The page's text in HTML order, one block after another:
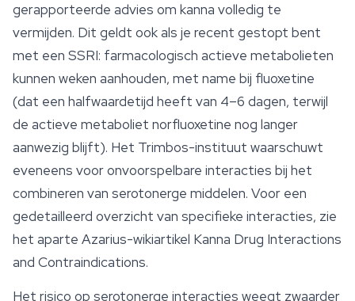
gerapporteerde advies om kanna volledig te
vermijden. Dit geldt ook als je recent gestopt bent
met een SSRI: farmacologisch actieve metabolieten
kunnen weken aanhouden, met name bij fluoxetine
(dat een halfwaardetijd heeft van 4–6 dagen, terwijl
de actieve metaboliet norfluoxetine nog langer
aanwezig blijft). Het Trimbos-instituut waarschuwt
eveneens voor onvoorspelbare interacties bij het
combineren van serotonerge middelen. Voor een
gedetailleerd overzicht van specifieke interacties, zie
het aparte Azarius-wikiartikel Kanna Drug Interactions
and Contraindications.
Het risico op serotonerge interacties weegt zwaarder